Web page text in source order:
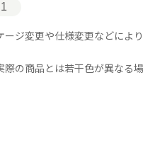
ジ変更や仕様変更などにより
の商品とは若干色が異なる場